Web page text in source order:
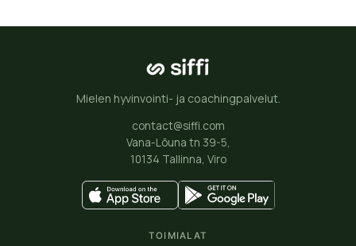
Mielen hyvinvointi- ja coachingpalvelut.
contact@siffi.com
Vana-Lõuna tn 39-5,
10134 Tallinna, Viro
TOIMIALAT